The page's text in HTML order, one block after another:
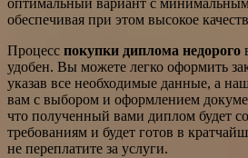
оптимальный вариант с
обеспечивая при этом высокое
Процесс покупки диплома недорого
удобен. Вы можете легко оформить
указав все необходимые данные, а
вам с выбором и оформлением
что полученный вами диплом будет
требованиям и будет готов в
не переплатите за услуги.